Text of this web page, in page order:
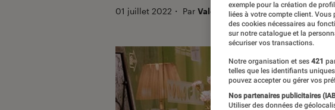
01 juillet 2022 ・ Par Valentin
exemple pour la création de
liées à votre compte client.
des cookies nécessaires au
sur notre catalogue et la
sécuriser vos transactions.
Notre organisation et ses 421
telles que les identifiants
pouvez accepter ou gérer vos
Nos partenaires publicitaires
Utiliser des données de